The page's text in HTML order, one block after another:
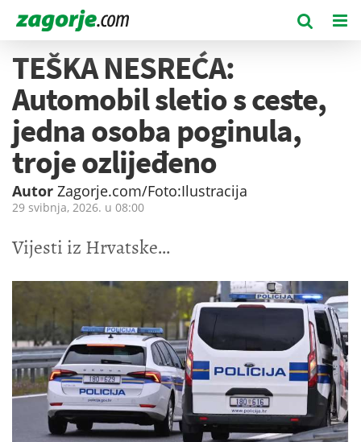
TEŠKA NESREĆA:
Automobil sletio s ceste,
jedna osoba poginula,
troje ozlijeđeno
Autor Zagorje.com/Foto:Ilustracija
29 svibnja, 2026. u 08:00
Vijesti iz Hrvatske